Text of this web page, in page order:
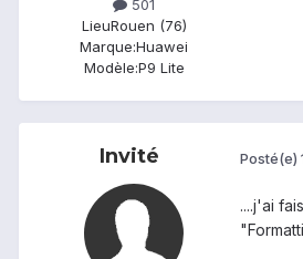
501
LieuRouen (76)
Marque:Huawei
Modèle:P9 Lite
Invité Posté(e)
....j'ai